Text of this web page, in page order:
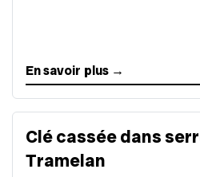
En savoir plus →
Clé cassée dans
Tramelan